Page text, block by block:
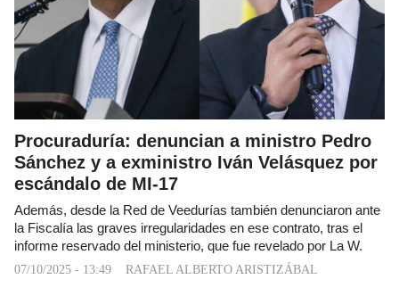
Procuraduría: denuncian a ministro Pedro
Sánchez y a exministro Iván Velásquez por
escándalo de MI-17
Además, desde la Red de Veedurías también denunciaron ante
la Fiscalía las graves irregularidades en ese contrato, tras el
informe reservado del ministerio, que fue revelado por La W.
07/10/2025 - 13:49 RAFAEL ALBERTO ARISTIZÁBAL